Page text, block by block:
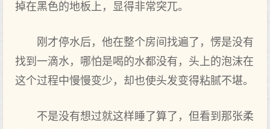
掉在黑色的地板上，显得非常突兀。
刚才停水后，他在整个房间找遍了，愣是没有
找到一滴水，哪怕是喝的水都没有，头上的泡沫在
这个过程中慢慢变少，却也使头发变得粘腻不堪。
不是没有想过就这样睡了算了，但看到那张柔